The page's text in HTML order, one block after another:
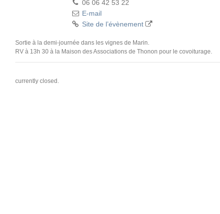
06 06 42 53 22
E-mail
Site de l’évènement
Sortie à la demi-journée dans les vignes de Marin.
RV à 13h 30 à la Maison des Associations de Thonon pour le covoiturage.
currently closed.